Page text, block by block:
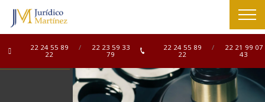
22 24 55 89
22
/
22 23 59 33
79
22 24 55 89
22
/
22 21 99 07
43